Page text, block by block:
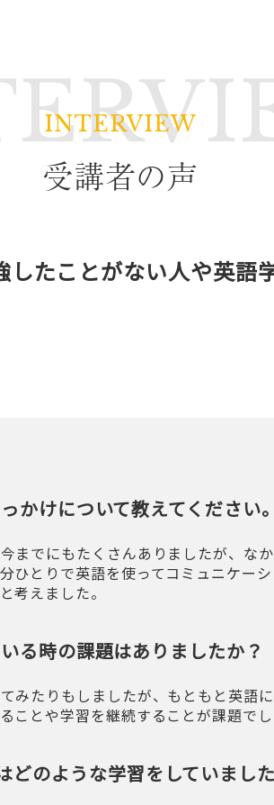
受講者の声
たことがない人や英語
かけについて教えてください。
までにもたくさんありましたが、な
ひとりで英語を使ってコミュニケー
考えました。
る時の課題はありましたか？
みたりもしましたが、もともと英語
ことや学習を継続することが課題でし
のような学習をしていまし